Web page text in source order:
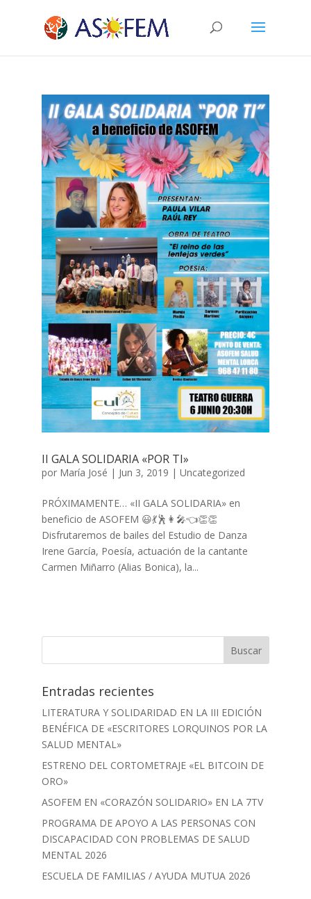
II GALA SOLIDARIA «POR TI»
por María José | Jun 3, 2019 | Uncategorized
PRÓXIMAMENTE… «II GALA SOLIDARIA» en
beneficio de ASOFEM 😃💃🕺👩‍🎤👈👏👏
Disfrutaremos de bailes del Estudio de Danza
Irene García, Poesía, actuación de la cantante
Carmen Miñarro (Alias Bonica), la...
Entradas recientes
LITERATURA Y SOLIDARIDAD EN LA III EDICIÓN
BENÉFICA DE «ESCRITORES LORQUINOS POR LA
SALUD MENTAL»
ESTRENO DEL CORTOMETRAJE «EL BITCOIN DE
ORO»
ASOFEM EN «CORAZÓN SOLIDARIO» EN LA 7TV
PROGRAMA DE APOYO A LAS PERSONAS CON
DISCAPACIDAD CON PROBLEMAS DE SALUD
MENTAL 2026
ESCUELA DE FAMILIAS / AYUDA MUTUA 2026